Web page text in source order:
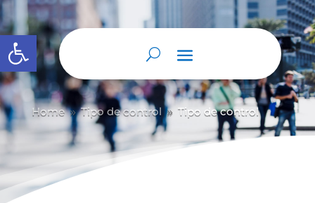
Abrir barra de herramientas
Home 9 Tipo de control 9 Tipo de control